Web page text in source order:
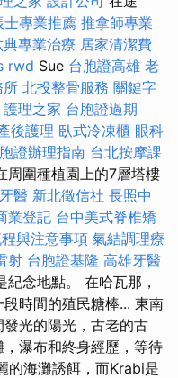
士專業推薦 推拿師專業
典專業治療 居家清潔費
rwd Sue 台胞證高雄 老
所 北投整骨服務 關鍵字
護理之家 台胞證過期
後護理 臥式冷凍櫃 眼科
證辦理指南 台北按摩課
周圍種植園上的7層塔樓
醫 新北徵信社 長照中
業登記 台中美式脊椎矯
與注意事項 氣結調理療
射 台胞證基隆 高雄牙醫
念地點。 在哈瓦那，
時間的殖民糖棒... 東南
光的陽光，古老的古
瀑布和終身經歷，等待
的海灘誘餌，而Krabi是